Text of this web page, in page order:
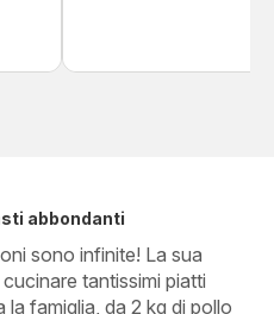
abbondanti
sono infinite! La sua
tantissimi piatti
la famiglia, da 2 kg di pollo